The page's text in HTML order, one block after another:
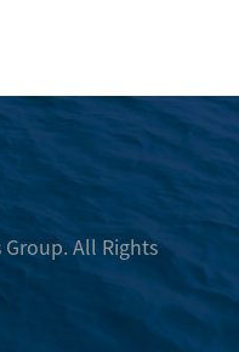
Services
ル
ド
Group. All Rights